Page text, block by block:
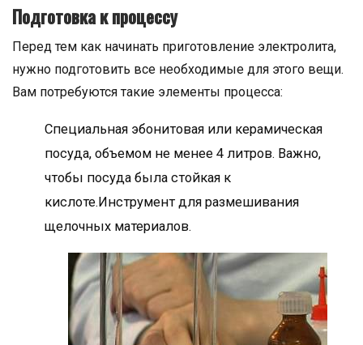
Подготовка к процессу
Перед тем как начинать приготовление электролита,
нужно подготовить все необходимые для этого вещи.
Вам потребуются такие элементы процесса:
Специальная эбонитовая или керамическая
посуда, объемом не менее 4 литров. Важно,
чтобы посуда была стойкая к
кислоте.Инструмент для размешивания
щелочных материалов.